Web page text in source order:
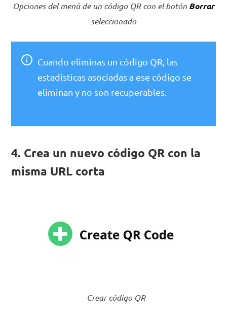
Opciones del menú de un código QR con el botón Borrar
seleccionado
Cuando eliminas un código QR, las
estadísticas asociadas a ese código se
eliminan y no son recuperables.
4. Crea un nuevo código QR con la
misma URL corta
Crear código QR